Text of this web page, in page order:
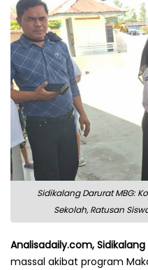
Sidikalang Darurat MBG:
Sekolah, Ratusan
Analisadaily.com, Sidikalang
massal akibat program